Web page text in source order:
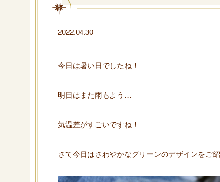
2022.04.30
今日は暑い日でしたね！
明日はまた雨もよう…
気温差がすごいですね！
さて今日はさわやかなグリーンのデザインをご